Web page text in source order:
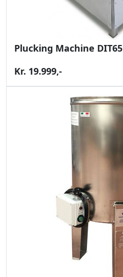
Plucking Machine DIT65
Kr. 19.999,-